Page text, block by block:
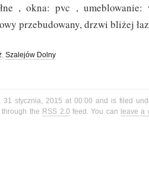
, okna: pvc , umeblowanie:
przebudowany, drzwi bliżej
, Szalejów Dolny
31 stycznia, 2015 at 00:00 and is filed
the RSS 2.0 feed. You can leave a